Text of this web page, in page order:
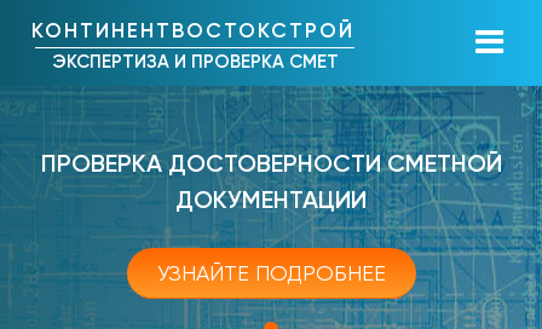
КОНТИНЕНТВОСТОКСТРОЙ
ЭКСПЕРТИЗА И ПРОВЕРКА СМЕТ
ПРОВЕРКА ДОСТОВЕРНОСТИ СМЕТНОЙ
ДОКУМЕНТАЦИИ
УЗНАЙТЕ ПОДРОБНЕЕ